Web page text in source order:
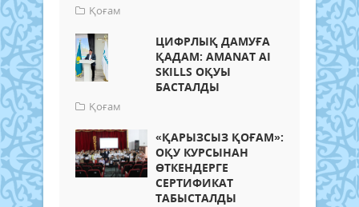
Қоғам
ЦИФРЛЫҚ ДАМУҒА
ҚАДАМ: AMANAT AI
SKILLS ОҚУЫ
БАСТАЛДЫ
Қоғам
«ҚАРЫЗСЫЗ ҚОҒАМ»:
ОҚУ КУРСЫНАН
ӨТКЕНДЕРГЕ
СЕРТИФИКАТ
ТАБЫСТАЛДЫ